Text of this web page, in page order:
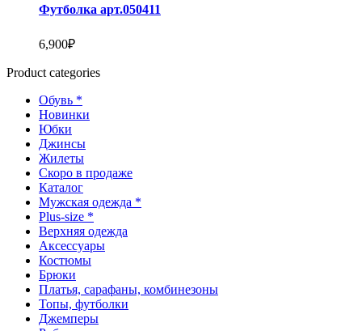
Футболка арт.050411
6,900₽
товар
несколько
вариаций.
Опции
можно
выбрать
на
странице
товара.
Product categories
Обувь *
Новинки
Юбки
Джинсы
Жилеты
Скоро в продаже
Каталог
Мужская одежда *
Plus-size *
Верхняя одежда
Аксессуары
Костюмы
Брюки
Платья, сарафаны, комбинезоны
Топы, футболки
Джемперы